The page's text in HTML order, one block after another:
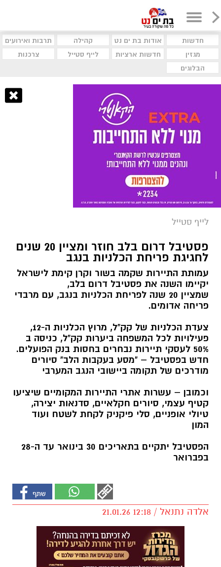
חדשות אודות בת ים נט קהילה
תרבות ואירועים
מגזין
חדשות ארציות לייף סטייל
צרכנות
הבלוגים
לייף סטייל
פסטיבל דרום בלב חוזר ומציין 20 שנים
לחגיגת פריחת הכלניות בנגב
עמותת התיירות שקמה בשור וקרן קימת לישראל
יקיימו השנה את פסטיבל דרום בלב,
שמציין 20 שנה לפריחת הכלניות בנגב, עם מרבדי
פריחה אדומים.
צעדת הכלניות של קק"ל, מרוץ הכלניות ה-12,
פעילויות לכל המשפחה ביערות קק"ל, כניסה ב
50% לעסקי תיירות נבחרים בחסות בנק הפועלים.
חדש בפסטיבל – "מסע בעקבות הלב" סיורים
מודרכים של תקומה ביישובי הנגב המערבי
וכמובן – עשרות אתרי התיירות המקומיים שיציעו
קטיף עצמי, סיורים חקלאיים, סדנאות יצירה,
טיולי אופניים, סלי פיקניק לקחת לשטח ועוד
המון
הפסטיבל יתקיים בתאריכים 30 בינואר עד ה-28
בפברואר
אלדה נתנאל / 12:18 21.01.26